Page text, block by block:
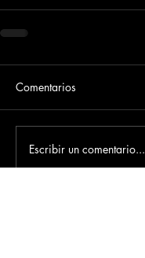
Comentarios
Escribir un comentario...